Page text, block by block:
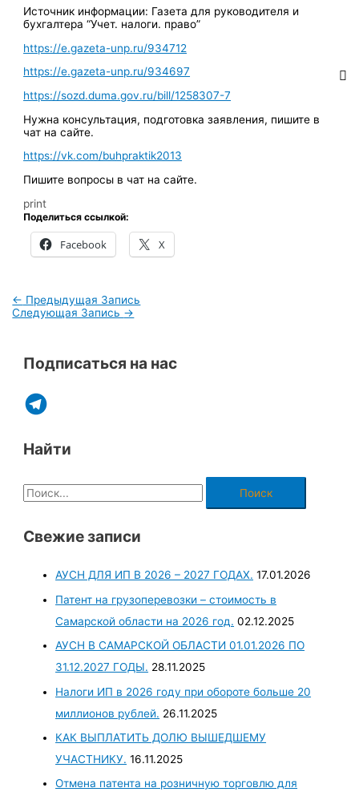
Источник информации: Газета для руководителя и
бухгалтера “Учет. налоги. право”
https://e.gazeta-unp.ru/934712
https://e.gazeta-unp.ru/934697
https://sozd.duma.gov.ru/bill/1258307-7
Нужна консультация, подготовка заявления, пишите в
чат на сайте.
https://vk.com/buhpraktik2013
Пишите вопросы в чат на сайте.
print
Поделиться ссылкой:
Facebook X
← Предыдущая Запись
Следующая Запись →
Подписаться на нас
Найти
Свежие записи
АУСН ДЛЯ ИП В 2026 – 2027 ГОДАХ. 17.01.2026
Патент на грузоперевозки – стоимость в
Самарской области на 2026 год. 02.12.2025
АУСН В САМАРСКОЙ ОБЛАСТИ 01.01.2026 ПО
31.12.2027 ГОДЫ. 28.11.2025
Налоги ИП в 2026 году при обороте больше 20
миллионов рублей. 26.11.2025
КАК ВЫПЛАТИТЬ ДОЛЮ ВЫШЕДШЕМУ
УЧАСТНИКУ. 16.11.2025
Отмена патента на розничную торговлю для